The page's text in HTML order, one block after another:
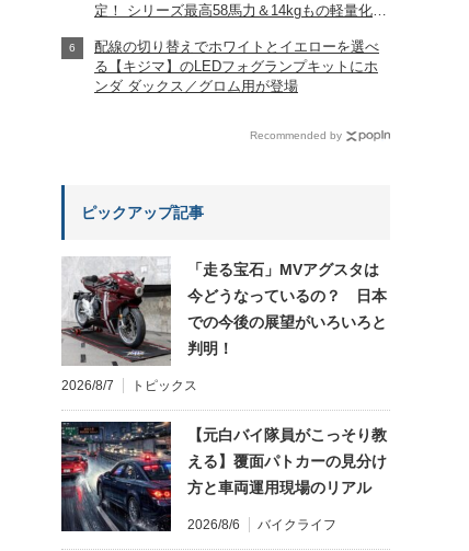
定！ シリーズ最高58馬力＆14kgもの軽量化!?
【Honda2026新車ニュース】
配線の切り替えでホワイトとイエローを選べ
る【キジマ】のLEDフォグランプキットにホ
ンダ ダックス／グロム用が登場
Recommended by
ピックアップ記事
「走る宝石」MVアグスタは
今どうなっているの？ 日本
での今後の展望がいろいろと
判明！
2026/8/7 トピックス
【元白バイ隊員がこっそり教
える】覆面パトカーの見分け
方と車両運用現場のリアル
2026/8/6 バイクライフ